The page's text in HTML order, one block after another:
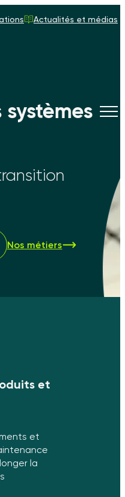
Actualités et médias
Nos métiers
et
et
la